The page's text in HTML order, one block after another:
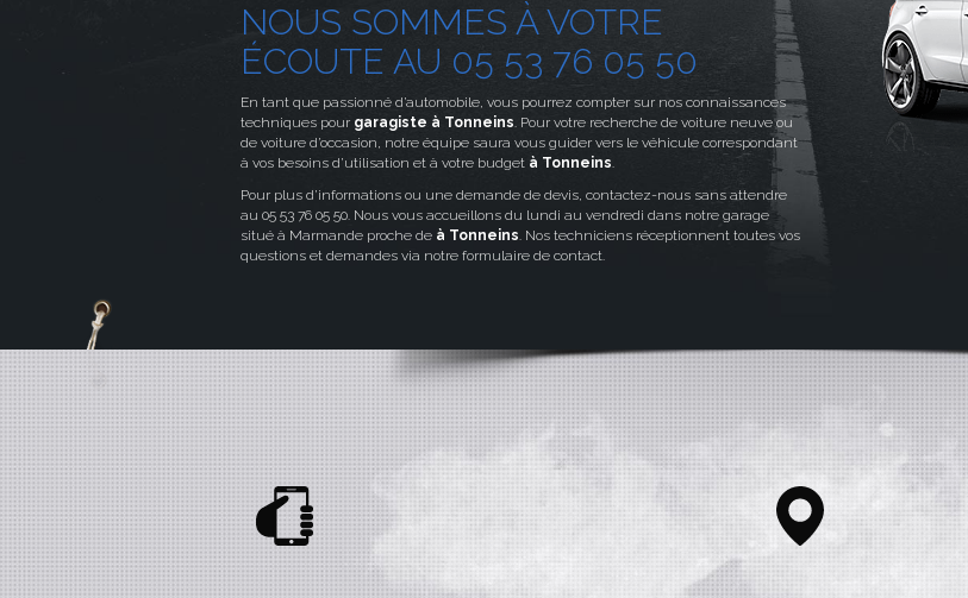
NOUS SOMMES À VOTRE
ÉCOUTE AU 05 53 76 05 50
En tant que passionné d’automobile, vous pourrez compter sur nos connaissances
techniques pour garagiste à Tonneins. Pour votre recherche de voiture neuve ou
de voiture d’occasion, notre équipe saura vous guider vers le véhicule correspondant
à vos besoins d’utilisation et à votre budgetà Tonneins.
Pour plus d’informations ou une demande de devis, contactez-nous sans attendre
au 05 53 76 05 50. Nous vous accueillons du lundi au vendredi dans notre garage
situé à Marmande proche de à Tonneins. Nos techniciens réceptionnent toutes vos
questions et demandes via notre formulaire de contact.